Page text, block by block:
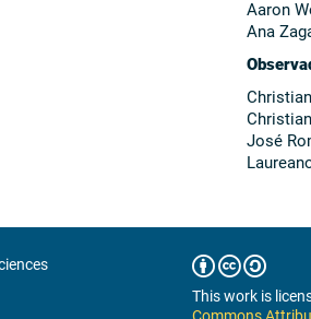
Aaron
Ana
José
This work is